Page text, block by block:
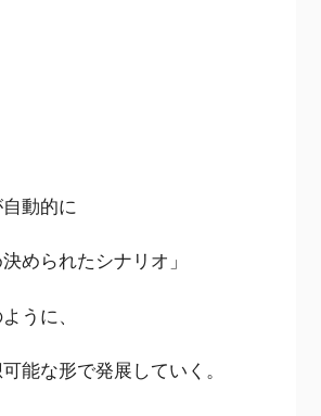
動的に
められたシナリオ」
うに、
能な形で発展していく。